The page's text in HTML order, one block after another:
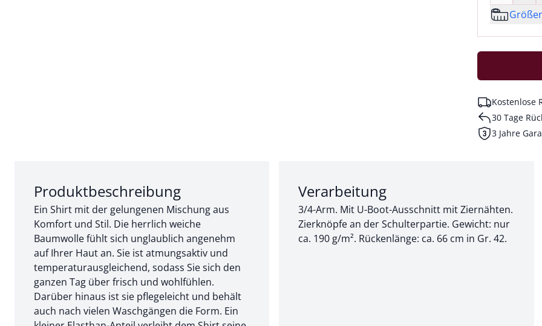
Kostenlose
30 Tage
3 Jahre
Abschnitt 1 von 3:
Produktbeschreibung
Ein Shirt mit der gelungenen Mischung aus
Komfort und Stil. Die herrlich weiche
Baumwolle fühlt sich unglaublich angenehm
auf Ihrer Haut an. Sie ist atmungsaktiv und
temperaturausgleichend, sodass Sie sich den
ganzen Tag über frisch und wohlfühlen.
Darüber hinaus ist sie pflegeleicht und behält
auch nach vielen Waschgängen die Form. Ein
Abschnitt 2 von 3:
Verarbeitung
3/4-Arm. Mit U-Boot-Ausschnitt mit Ziernähten.
Zierknöpfe an der Schulterpartie. Gewicht: nur
ca. 190 g/m². Rückenlänge: ca. 66 cm in Gr. 42.